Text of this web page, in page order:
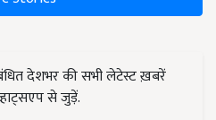
देशभर की सभी लेटेस्ट ख़बरें
से जुड़ें.